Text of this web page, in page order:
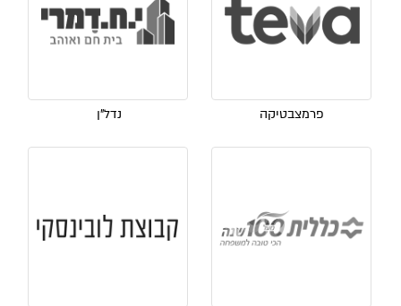
פרמצבטיקה נדל"ן